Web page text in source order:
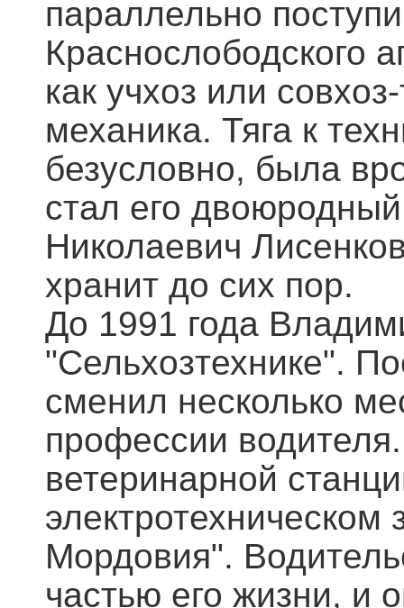
параллельно
Краснослободского
как учхоз или
механика. Тяга к
безусловно, была
стал его
Николаевич
хранит до сих пор.
До 1991 года
"Сельхозтехнике".
сменил несколько
профессии
ветеринарной
Мордовия".
частью его жизни, и